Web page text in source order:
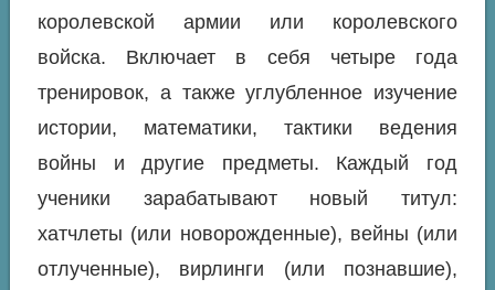
королевской армии или королевского
войска. Включает в себя четыре года
тренировок, а также углубленное изучение
истории, математики, тактики ведения
войны и другие предметы. Каждый год
ученики зарабатывают новый титул:
хатчлеты (или новорожденные), вейны (или
отлученные), вирлинги (или познавшие),